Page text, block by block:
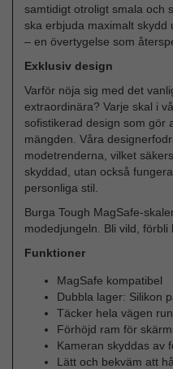
samtidigt otroligt smala och
ska erbjuda maximalt skydd
– en övertygelse som
Exklusiv design
Varför nöja sig med det
extraordinära? Varje skal i
sofistikerad design som gör
mängden. Våra
modetrenderna, vilket
skyddad, utan också
personliga stil.
Burga Tough MagSafe-
modedjungeln. Bli vild, förbli
Funktioner
MagSafe kompatibel
Dubbla lager: Silikon
Täcker hela vägen
Förhöjd ram för
Kameran skyddas av
Lätt och bekväm att